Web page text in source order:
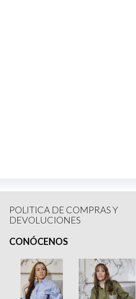
POLITICA DE COMPRAS Y
DEVOLUCIONES
CONÓCENOS